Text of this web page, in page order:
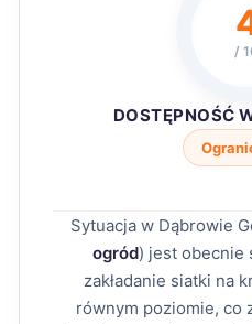
/
DOSTĘPNOŚĆ
Sytuacja w Dąbrowie
ogród) jest obecnie
zakładanie siatki na
równym poziomie, co